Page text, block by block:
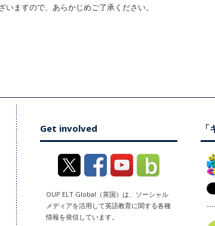
ますので、あらかじめご了承ください。
Get involved
OUP ELT Global（英国）は、ソーシャル
メディアを活用して英語教育に関する各種
情報を発信しています。